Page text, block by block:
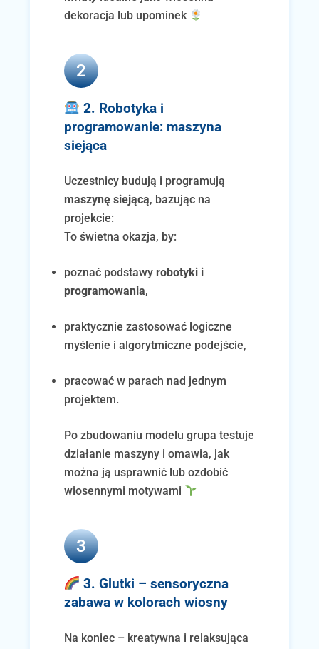
dekoracja lub upominek
2
2. Robotyka i
programowanie: maszyna
siejąca
Uczestnicy budują i programują
maszynę siejącą, bazując na
projekcie:
To świetna okazja, by:
poznać podstawy robotyki i
programowania,
praktycznie zastosować logiczne
myślenie i algorytmiczne podejście,
pracować w parach nad jednym
projektem.
Po zbudowaniu modelu grupa testuje
działanie maszyny i omawia, jak
można ją usprawnić lub ozdobić
wiosennymi motywami
3
3. Glutki – sensoryczna
zabawa w kolorach wiosny
Na koniec – kreatywna i relaksująca